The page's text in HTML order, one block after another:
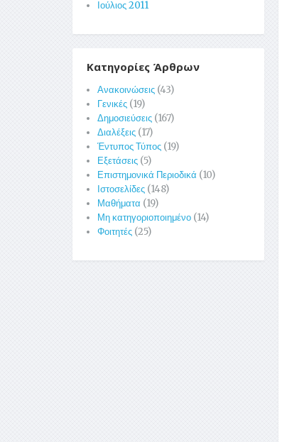
Ιούλιος 2011
Κατηγορίες Άρθρων
Ανακοινώσεις (43)
Γενικές (19)
Δημοσιεύσεις (167)
Διαλέξεις (17)
Έντυπος Τύπος (19)
Εξετάσεις (5)
Επιστημονικά Περιοδικά (10)
Ιστοσελίδες (148)
Μαθήματα (19)
Μη κατηγοριοποιημένο (14)
Φοιτητές (25)